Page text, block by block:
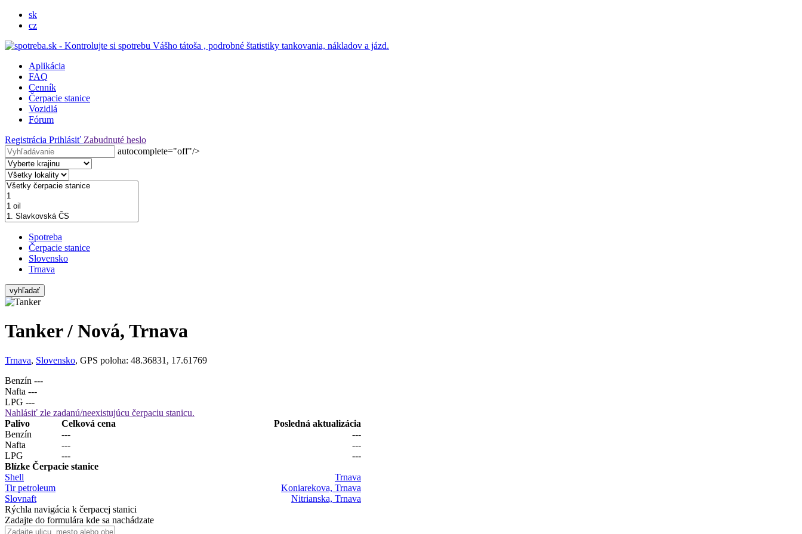
sk
cz
Aplikácia
FAQ
Cenník
Čerpacie stanice
Vozidlá
Fórum
Registrácia Prihlásiť Zabudnuté heslo
autocomplete="off"/>
Spotreba
Čerpacie stanice
Slovensko
Trnava
vyhľadať
Tanker / Nová, Trnava
Trnava, Slovensko, GPS poloha: 48.36831, 17.61769
Benzín ---
Nafta ---
LPG ---
Nahlásiť zle zadanú/neexistujúcu čerpaciu stanicu.
Palivo
Celková cena
Posledná aktualizácia
Benzín
---
---
Nafta
---
---
LPG
---
---
Blízke Čerpacie stanice
Shell
Trnava
Tir petroleum
Koniarekova, Trnava
Slovnaft
Nitrianska, Trnava
Rýchla navigácia k čerpacej stanici
Zadajte do formulára kde sa nachádzate